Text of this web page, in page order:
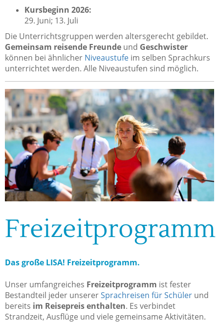
Kursbeginn 2026:
29. Juni; 13. Juli
Die Unterrichtsgruppen werden altersgerecht gebildet.
Gemeinsam reisende Freunde und Geschwister
können bei ähnlicher Niveaustufe im selben Sprachkurs
unterrichtet werden. Alle Niveaustufen sind möglich.
Freizeitprogramm
Das große LISA! Freizeitprogramm.
Unser umfangreiches Freizeitprogramm ist fester
Bestandteil jeder unsererSprachreisen für Schüler und
bereits im Reisepreis enthalten. Es verbindet
Strandzeit, Ausflüge und viele gemeinsame Aktivitäten.